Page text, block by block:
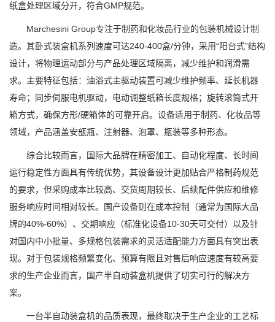
纸盒处理区域分开，符合GMP规范。
Marchesini Group专注于制药和化妆品行业的包装机械设计制
造。其卧式装盒机系列速度可达240-400盒/分钟，采用“阳台式”结构
设计，将物理运动部分与产品处理区域隔离，减少维护和润滑需
求。主要特征包括：油浴式主驱动装置可减少维护频率、延长机器
寿命；同步伺服电机驱动，电动调整纸箱长度规格；旋转滚筒式开
箱方式，确保方形/硬箱体的可靠开启。设备适用于制药、化妆品等
领域，产品涵盖安瓿瓶、注射器、泡罩、瓶装等多种形态。
综合比较而言，国际大品牌在精密加工、自动化程度、长时间
运行稳定性方面具有传统优势，其设备设计更加贴合严格制药规范
的要求，但采购成本比较高、交货周期较长、后续配件供应和维修
服务响应时间相对较长。国产设备则在成本控制（通常为国际大品
牌的40%-60%）、交期响应（标准化设备10-30天可交付）以及针
对国内中小批量、多规格包装需求的灵活适配能力方面具有突出表
现。对于包装规格频繁变化、预算有限且对售后响应速度有较高要
求的生产企业而言，国产半自动装盒机提供了切实可行的解决方
案。
一台半自动装盒机的品质表现，最终取决于生产企业的工艺标